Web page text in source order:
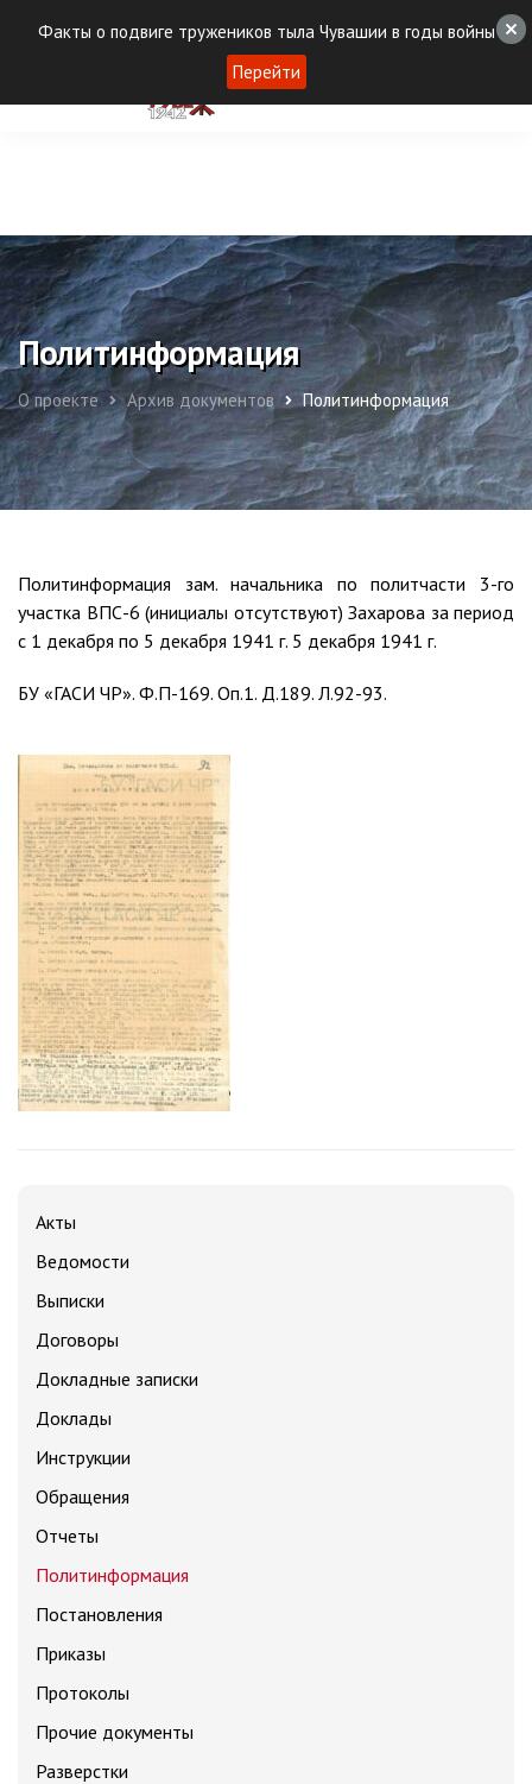
Политинформация
О проекте Архив документов Политинформация
Политинформация зам. начальника по политчасти 3-го
участка ВПС-6 (инициалы отсутствуют) Захарова за период
с 1 декабря по 5 декабря 1941 г. 5 декабря 1941 г.
БУ «ГАСИ ЧР». Ф.П-169. Оп.1. Д.189. Л.92-93.
Акты
Ведомости
Выписки
Договоры
Докладные записки
Доклады
Инструкции
Обращения
Отчеты
Политинформация
Постановления
Приказы
Протоколы
Прочие документы
Разверстки
Факты о подвиге тружеников тыла Чувашии в годы войны
Перейти